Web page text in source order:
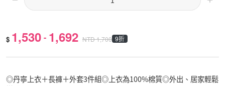
$ 1,530 - 1,692 NTD1,700 9折
◎丹寧上衣＋長褲＋外套3件組◎上衣為100%棉質◎外出、居家輕鬆